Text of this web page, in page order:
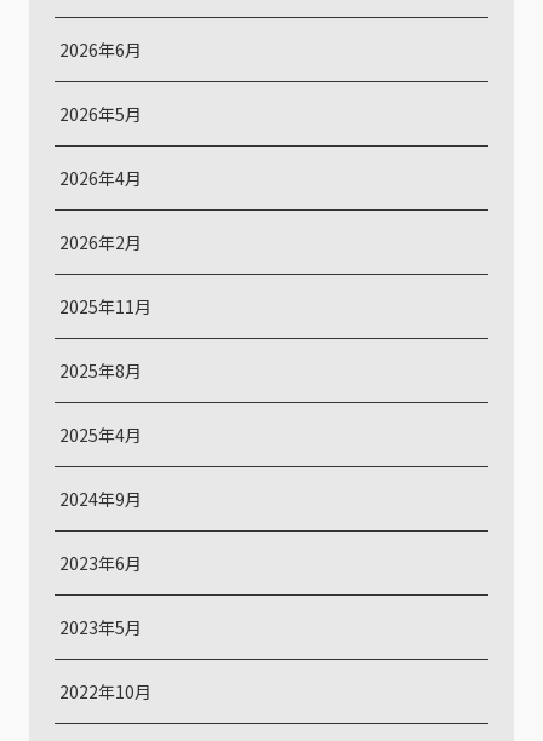
2026年6月
2026年5月
2026年4月
2026年2月
2025年11月
2025年8月
2025年4月
2024年9月
2023年6月
2023年5月
2022年10月